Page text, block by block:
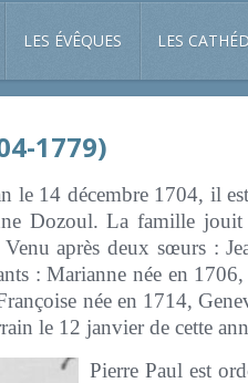
LES ÉVÊQUES LES
1779)
le 14 décembre 1704, il
Dozoul. La famille jouit
après deux sœurs :
: Marianne née en
née en 1714,
le 12 janvier de cette
Pierre Paul est